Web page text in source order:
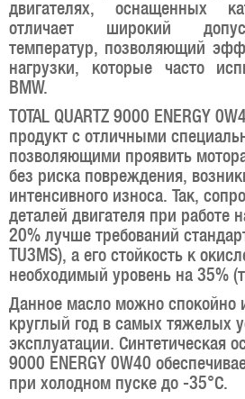
двигателях, оснащенных
отличает широкий
температур, позволяющий
нагрузки, которые часто
BMW.
TOTAL QUARTZ 9000 ENERGY
продукт с отличными
позволяющими проявить
без риска повреждения,
интенсивного износа. Так,
деталей двигателя при работе
20% лучше требований
TU3MS), а его стойкость к
необходимый уровень на 35%
Данное масло можно спокойно
круглый год в самых тяжелых
эксплуатации. Синтетическая
9000 ENERGY 0W40
при холодном пуске до -35°С.